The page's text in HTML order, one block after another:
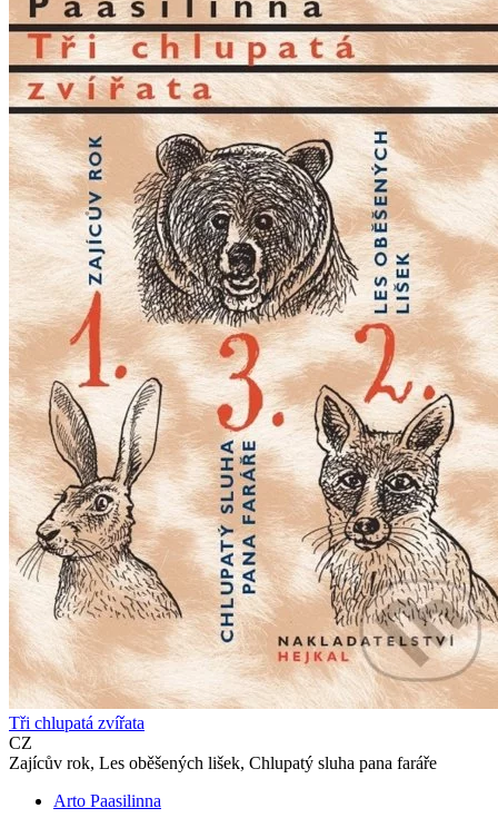
Tři chlupatá zvířata
CZ
Zajícův rok, Les oběšených lišek, Chlupatý sluha pana faráře
Arto Paasilinna